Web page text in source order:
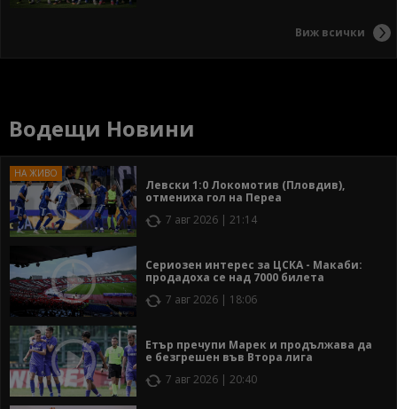
Виж всички
Водещи Новини
Левски 1:0 Локомотив (Пловдив),
отмениха гол на Переа
7 авг 2026 | 21:14
Сериозен интерес за ЦСКА - Макаби:
продадоха се над 7000 билета
7 авг 2026 | 18:06
Етър пречупи Марек и продължава да
е безгрешен във Втора лига
7 авг 2026 | 20:40